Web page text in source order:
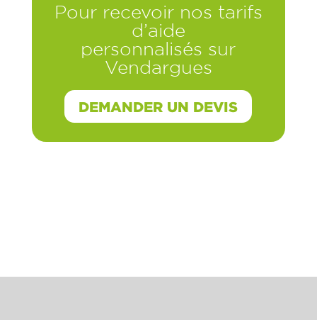
Pour recevoir nos tarifs
d’aide
personnalisés sur
Vendargues
DEMANDER UN DEVIS